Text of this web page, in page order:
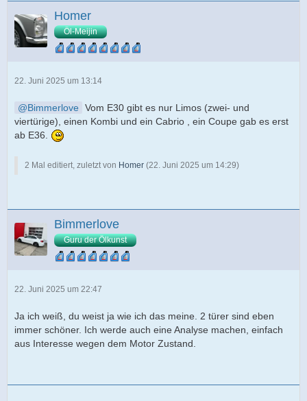
Homer
Öl-Meijin
22. Juni 2025 um 13:14
Bimmerlove
Vom E30 gibt es nur Limos (zwei- und
viertürige), einen Kombi und ein Cabrio , ein Coupe gab es erst
ab E36.
2 Mal editiert, zuletzt von Homer (22. Juni 2025 um 14:29)
Bimmerlove
Guru der Ölkunst
22. Juni 2025 um 22:47
Ja ich weiß, du weist ja wie ich das meine. 2 türer sind eben
immer schöner. Ich werde auch eine Analyse machen, einfach
aus Interesse wegen dem Motor Zustand.